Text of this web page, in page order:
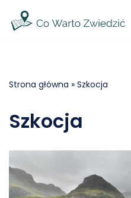
Przejdź
Strona główna » Szkocja
Szkocja